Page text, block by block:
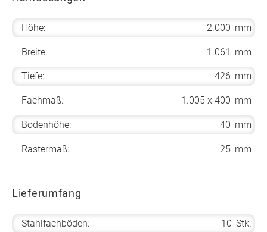
Höhe: 2.000 mm
Breite: 1.061 mm
Tiefe: 426 mm
Fachmaß: 1.005 x 400 mm
Bodenhöhe: 40 mm
Rastermaß: 25 mm
Lieferumfang
Stahlfachböden: 10 Stk.